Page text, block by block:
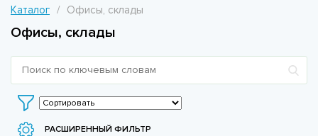
Каталог Офисы, склады
Офисы, склады
РАСШИРЕННЫЙ ФИЛЬТР